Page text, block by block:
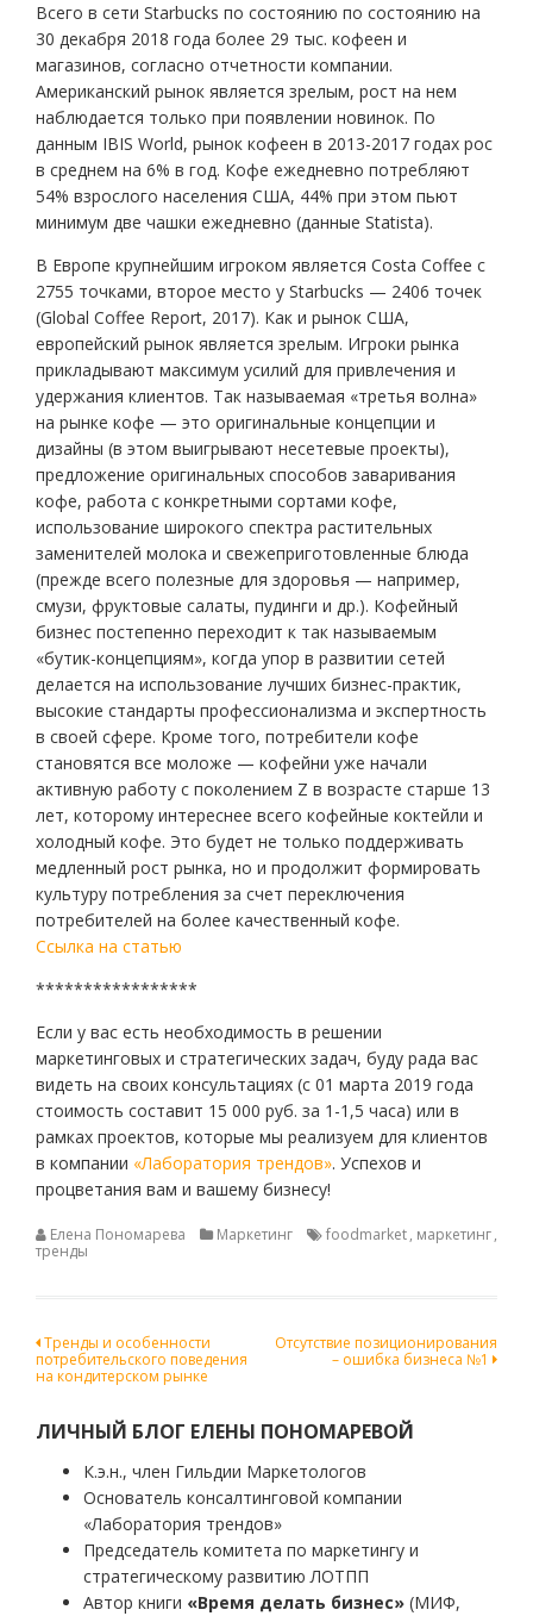
Всего в сети Starbucks по состоянию по состоянию на
30 декабря 2018 года более 29 тыс. кофеен и
магазинов, согласно отчетности компании.
Американский рынок является зрелым, рост на нем
наблюдается только при появлении новинок. По
данным IBIS World, рынок кофеен в 2013-2017 годах рос
в среднем на 6% в год. Кофе ежедневно потребляют
54% взрослого населения США, 44% при этом пьют
минимум две чашки ежедневно (данные Statista).
В Европе крупнейшим игроком является Costa Coffee с
2755 точками, второе место у Starbucks — 2406 точек
(Global Coffee Report, 2017). Как и рынок США,
европейский рынок является зрелым. Игроки рынка
прикладывают максимум усилий для привлечения и
удержания клиентов. Так называемая «третья волна»
на рынке кофе — это оригинальные концепции и
дизайны (в этом выигрывают несетевые проекты),
предложение оригинальных способов заваривания
кофе, работа с конкретными сортами кофе,
использование широкого спектра растительных
заменителей молока и свежеприготовленные блюда
(прежде всего полезные для здоровья — например,
смузи, фруктовые салаты, пудинги и др.). Кофейный
бизнес постепенно переходит к так называемым
«бутик-концепциям», когда упор в развитии сетей
делается на использование лучших бизнес-практик,
высокие стандарты профессионализма и экспертность
в своей сфере. Кроме того, потребители кофе
становятся все моложе — кофейни уже начали
активную работу с поколением Z в возрасте старше 13
лет, которому интереснее всего кофейные коктейли и
холодный кофе. Это будет не только поддерживать
медленный рост рынка, но и продолжит формировать
культуру потребления за счет переключения
потребителей на более качественный кофе.
Ссылка на статью
*****************
Если у вас есть необходимость в решении
маркетинговых и стратегических задач, буду рада вас
видеть на своих консультациях (с 01 марта 2019 года
стоимость составит 15 000 руб. за 1-1,5 часа) или в
рамках проектов, которые мы реализуем для клиентов
в компании «Лаборатория трендов». Успехов и
процветания вам и вашему бизнесу!
Елена Пономарева Маркетинг foodmarket, маркетинг,
тренды
Навигация
по
записям
Тренды и особенности
потребительского поведения
на кондитерском рынке
Отсутствие позиционирования
– ошибка бизнеса №1
ЛИЧНЫЙ БЛОГ ЕЛЕНЫ ПОНОМАРЕВОЙ
К.э.н., член Гильдии Маркетологов
Основатель консалтинговой компании
«Лаборатория трендов»
Председатель комитета по маркетингу и
стратегическому развитию ЛОТПП
Автор книги «Время делать бизнес» (МИФ,